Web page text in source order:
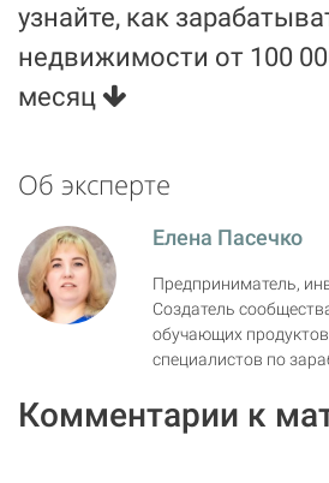
узнайте, как
недвижимости от 100
месяц
Об эксперте
Елена Пасечко
Предприниматель,
Создатель
обучающих
специалистов по
Комментарии к